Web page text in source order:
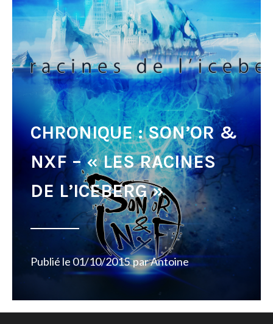
CHRONIQUE : SON’OR &
NXF – « LES RACINES
DE L’ICEBERG »
Publié le01/10/2015 parAntoine